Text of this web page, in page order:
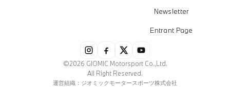
Newsletter
Entrant Page
©2026 GIOMIC Motorsport Co.,Ltd.
All Right Reserved.
運営組織：ジオミックモータースポーツ株式会社